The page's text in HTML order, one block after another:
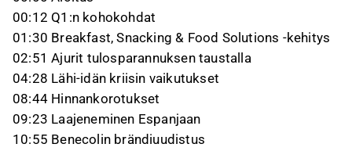
00:12 Q1:n kohokohdat
01:30 Breakfast, Snacking & Food Solutions -kehitys
02:51 Ajurit tulosparannuksen taustalla
04:28 Lähi-idän kriisin vaikutukset
08:44 Hinnankorotukset
09:23 Laajeneminen Espanjaan
10:55 Benecolin brändiuudistus